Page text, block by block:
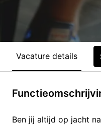
Vacature details
Ben jij altijd op jacht